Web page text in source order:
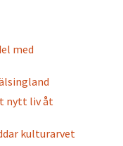
med
nytt liv åt
kulturarvet